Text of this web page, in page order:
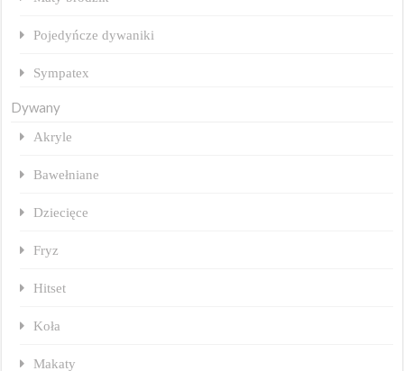
Pojedyńcze dywaniki
Sympatex
Dywany
Akryle
Bawełniane
Dziecięce
Fryz
Hitset
Koła
Makaty